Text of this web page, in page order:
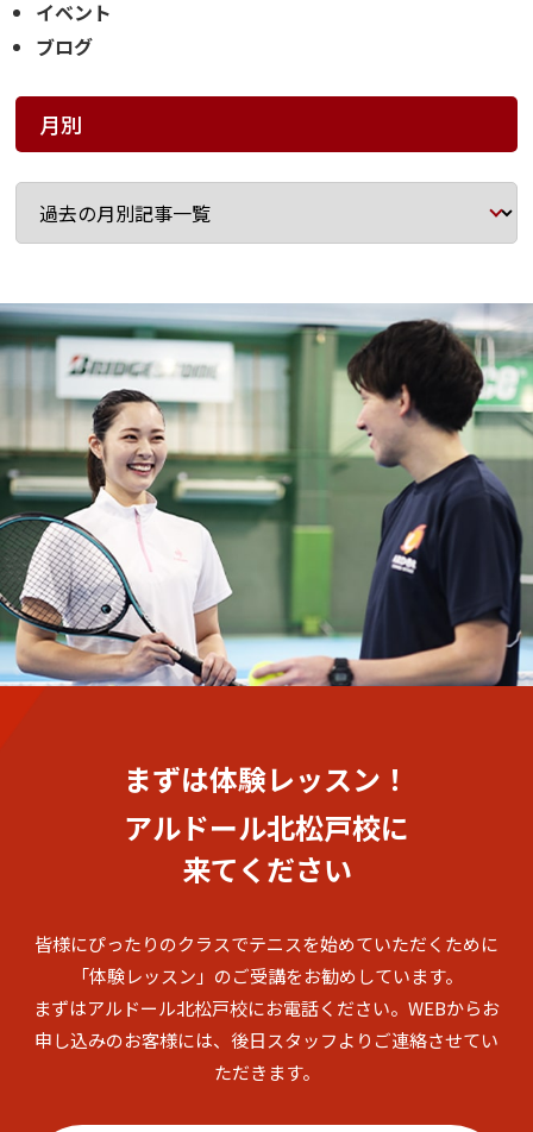
イベント
ブログ
月別
まずは体験レッスン！
アルドール北松戸校に
来てください
皆様にぴったりのクラスでテニスを始めていただくために
「体験レッスン」のご受講をお勧めしています。
まずはアルドール北松戸校にお電話ください。 WEBからお
申し込みのお客様には、後日スタッフよりご連絡させてい
ただきます。